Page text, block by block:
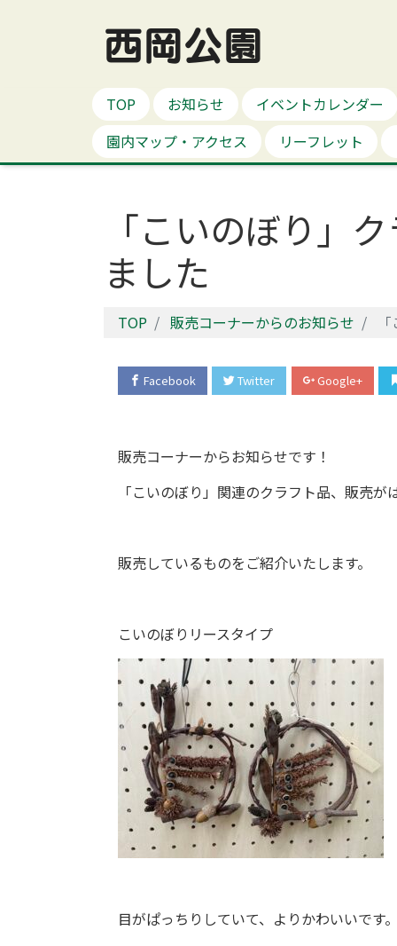
西岡公園
TOP お知らせ イベントカレンダー
園内マップ・アクセス
リーフレット
「こいのぼり」
ました
TOP 販売コーナーからのお知らせ
Facebook Twitter Google+
販売コーナーからお知らせです！
「こいのぼり」関連のクラフト品、販売が
販売しているものをご紹介いたします。
こいのぼりリースタイプ
目がぱっちりしていて、よりかわいいです。